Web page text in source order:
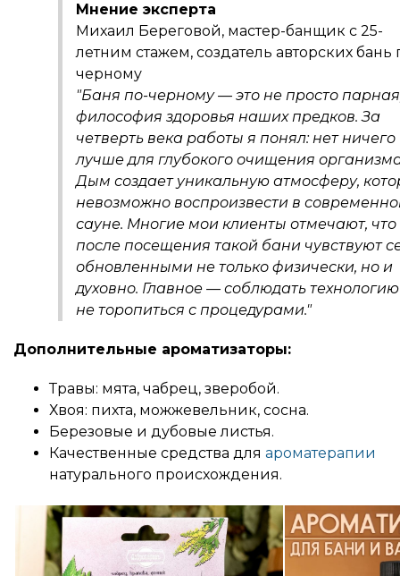
Мнение эксперта
Михаил Береговой, мастер-банщик с 25-
летним стажем, создатель авторских бань
черному
"Баня по-черному — это не просто
философия здоровья наших предков. За
четверть века работы я понял: нет ничего
лучше для глубокого очищения
Дым создает уникальную атмосферу,
невозможно воспроизвести в
сауне. Многие мои клиенты отмечают, что
после посещения такой бани чувствуют
обновленными не только физически, но и
духовно. Главное — соблюдать
не торопиться с процедурами."
Дополнительные ароматизаторы:
Травы: мята, чабрец, зверобой.
Хвоя: пихта, можжевельник, сосна.
Березовые и дубовые листья.
Качественные средства для ароматерапии
натурального происхождения.